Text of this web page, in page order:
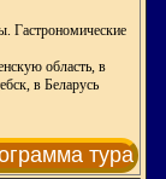
Гастрономические
область, в
в Беларусь
тура